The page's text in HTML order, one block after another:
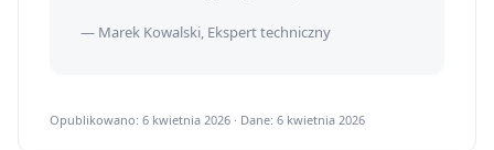
— Marek Kowalski, Ekspert techniczny
Opublikowano: 6 kwietnia 2026 · Dane: 6 kwietnia 2026